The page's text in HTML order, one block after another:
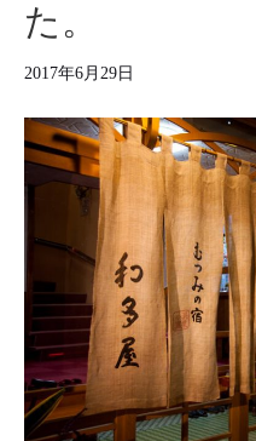
た。
2017年6月29日